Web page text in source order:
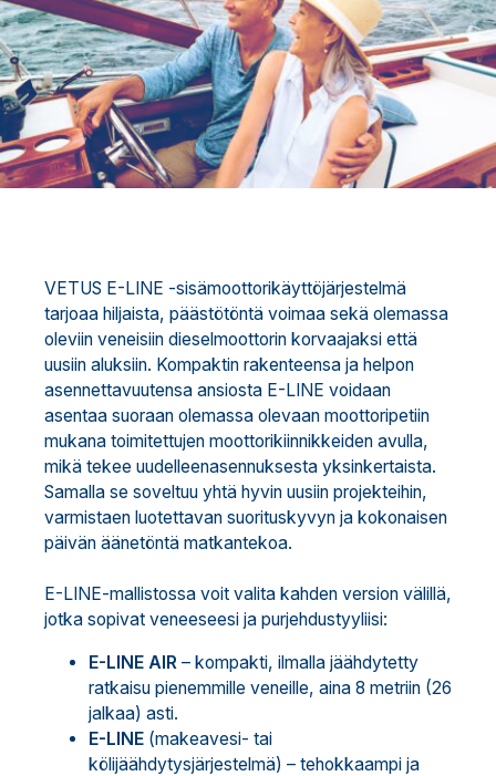
VETUS E-LINE -sisämoottorikäyttöjärjestelmä
tarjoaa hiljaista, päästötöntä voimaa sekä olemassa
oleviin veneisiin dieselmoottorin korvaajaksi että
uusiin aluksiin. Kompaktin rakenteensa ja helpon
asennettavuutensa ansiosta E-LINE voidaan
asentaa suoraan olemassa olevaan moottoripetiin
mukana toimitettujen moottorikiinnikkeiden avulla,
mikä tekee uudelleenasennuksesta yksinkertaista.
Samalla se soveltuu yhtä hyvin uusiin projekteihin,
varmistaen luotettavan suorituskyvyn ja kokonaisen
päivän äänetöntä matkantekoa.
E-LINE-mallistossa voit valita kahden version välillä,
jotka sopivat veneeseesi ja purjehdustyyliisi:
E-LINE AIR – kompakti, ilmalla jäähdytetty
ratkaisu pienemmille veneille, aina 8 metriin (26
jalkaa) asti.
E-LINE (makeavesi- tai
kölijäähdytysjärjestelmä) – tehokkaampi ja